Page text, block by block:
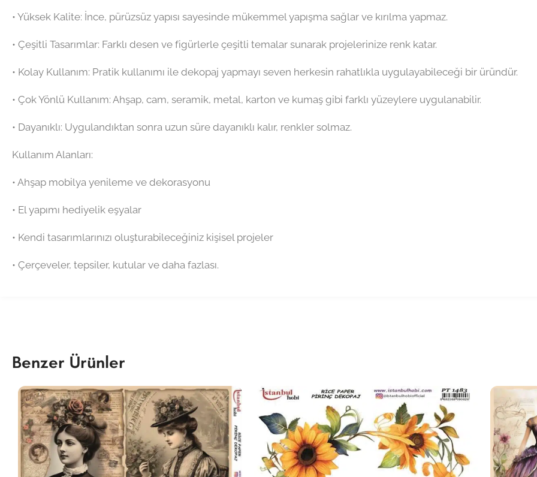
•⁠ ⁠Yüksek Kalite: İnce, pürüzsüz yapısı sayesinde mükemmel yapışma sağlar ve kırılma yapmaz.
•⁠ ⁠Çeşitli Tasarımlar: Farklı desen ve figürlerle çeşitli temalar sunarak projelerinize renk katar.
•⁠ ⁠Kolay Kullanım: Pratik kullanımı ile dekopaj yapmayı seven herkesin rahatlıkla uygulayabileceği bir üründür.
•⁠ ⁠Çok Yönlü Kullanım: Ahşap, cam, seramik, metal, karton ve kumaş gibi farklı yüzeylere uygulanabilir.
•⁠ ⁠Dayanıklı: Uygulandıktan sonra uzun süre dayanıklı kalır, renkler solmaz.
Kullanım Alanları:
•⁠ ⁠Ahşap mobilya yenileme ve dekorasyonu
•⁠ ⁠El yapımı hediyelik eşyalar
•⁠ ⁠Kendi tasarımlarınızı oluşturabileceğiniz kişisel projeler
•⁠ ⁠Çerçeveler, tepsiler, kutular ve daha fazlası.
Benzer Ürünler